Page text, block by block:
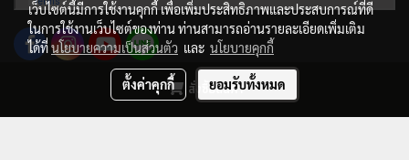
สั่งซื้อสินค้า
เว็บไซต์นี้มีการใช้งานคุกกี้ เพื่อเพิ่มประสิทธิภาพและประสบการณ์ที่ดี
ในการใช้งานเว็บไซต์ของท่าน ท่านสามารถอ่านรายละเอียดเพิ่มเติม
ได้ที่นโยบายความเป็นส่วนตัว และ นโยบายคุกกี้
ตั้งค่าคุกกี้ ยอมรับทั้งหมด